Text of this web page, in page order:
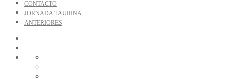
CONTACTO
JORNADA TAURINA
ANTERIORES